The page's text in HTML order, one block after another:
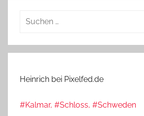
Suchen
Heinrich bei Pixelfed.de
#Kalmar, #Schloss, #Schweden